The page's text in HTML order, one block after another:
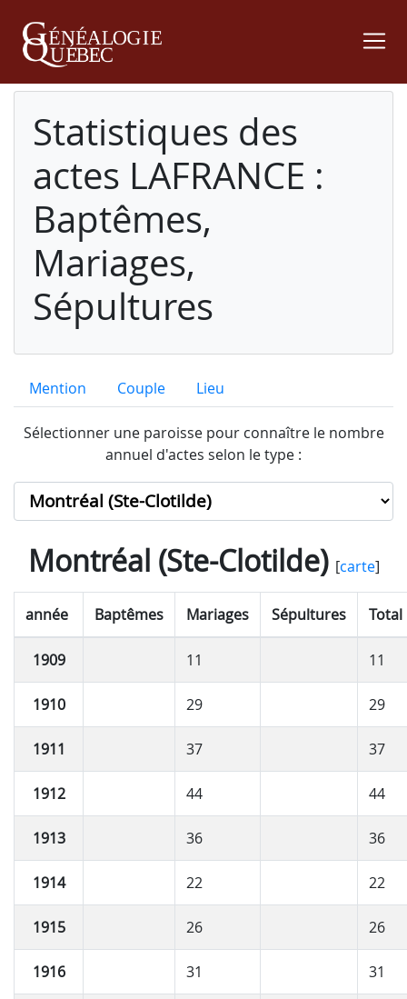
Statistiques des
actes LAFRANCE :
Baptêmes,
Mariages,
Sépultures
Mention Couple Lieu
Sélectionner une paroisse pour connaître le nombre
annuel d'actes selon le type :
Montréal (Ste-Clotilde)[carte]
année Baptêmes Mariages Sépultures Total
1909 11 11
1910 29 29
1911 37 37
1912 44 44
1913 36 36
1914 22 22
1915 26 26
1916 31 31